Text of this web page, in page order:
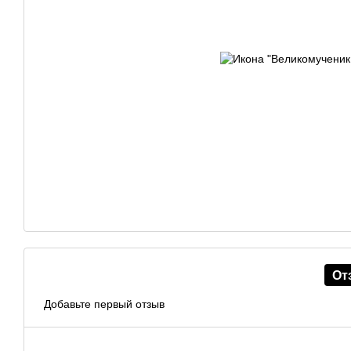
Добавьте первый отзыв